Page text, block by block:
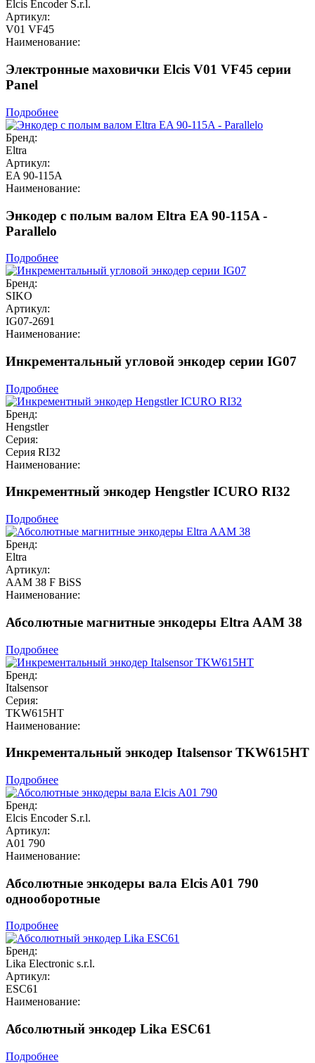
Elcis Encoder S.r.l.
Артикул:
V01 VF45
Наименование:
Электронные маховички Elcis V01 VF45 серии
Panel
Подробнее
Бренд:
Eltra
Артикул:
EA 90-115A
Наименование:
Энкодер с полым валом Eltra EA 90-115A -
Parallelo
Подробнее
Бренд:
SIKO
Артикул:
IG07-2691
Наименование:
Инкрементальный угловой энкодер серии IG07
Подробнее
Бренд:
Hengstler
Серия:
Серия RI32
Наименование:
Инкрементный энкодер Hengstler ICURO RI32
Подробнее
Бренд:
Eltra
Артикул:
AAM 38 F BiSS
Наименование:
Абсолютные магнитные энкодеры Eltra AAM 38
Подробнее
Бренд:
Italsensor
Серия:
TKW615HT
Наименование:
Инкрементальный энкодер Italsensor TKW615HT
Подробнее
Бренд:
Elcis Encoder S.r.l.
Артикул:
A01 790
Наименование:
Абсолютные энкодеры вала Elcis A01 790
однооборотные
Подробнее
Бренд:
Lika Electronic s.r.l.
Артикул:
ESC61
Наименование:
Абсолютный энкодер Lika ESC61
Подробнее